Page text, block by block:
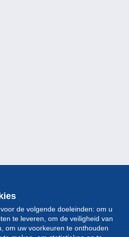
de volgende doeleinden: om u
te leveren, om de veiligheid van
om uw voorkeuren te onthouden